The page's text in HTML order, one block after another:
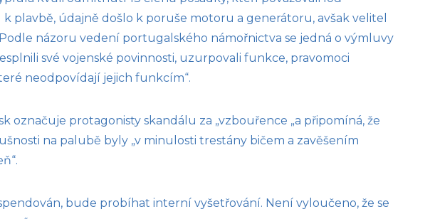
plavbě, údajně došlo k poruše motoru a generátoru, avšak velitel
názoru vedení portugalského námořnictva se jedná o výmluvy
své vojenské povinnosti, uzurpovali funkce, pravomoci
neodpovídají jejich funkcím“.
označuje protagonisty skandálu za „vzbouřence „a připomíná, že
na palubě byly „v minulosti trestány bičem a zavěšením
bude probíhat interní vyšetřování. Není vyloučeno, že se